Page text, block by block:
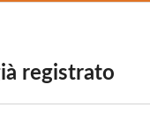
registrato